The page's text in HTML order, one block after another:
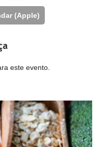
(Apple)
este evento.